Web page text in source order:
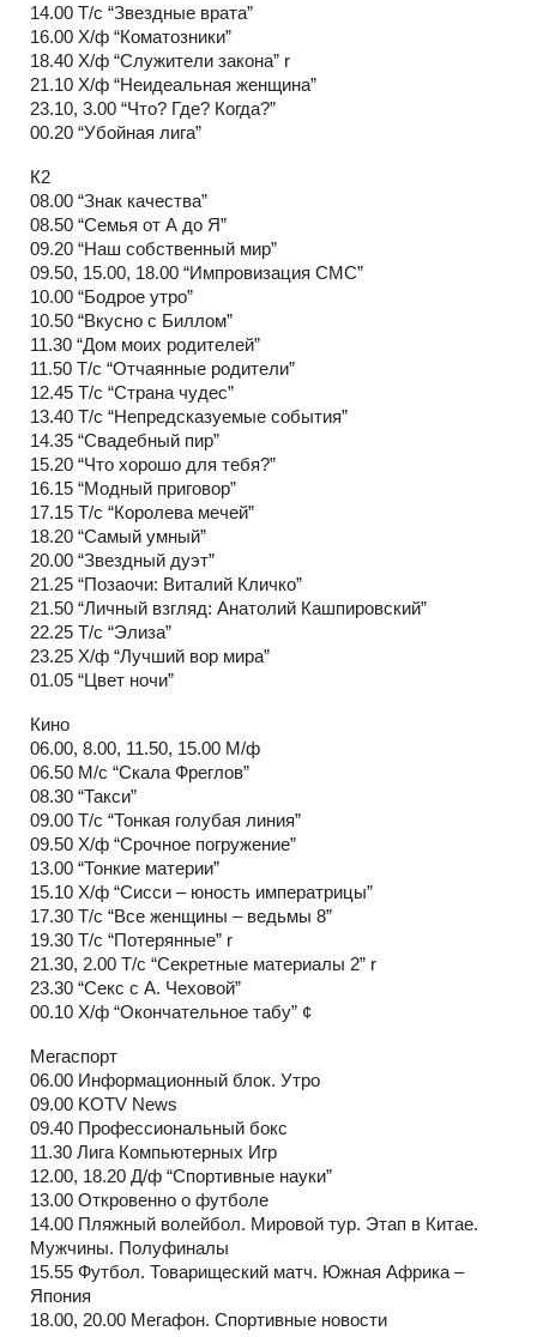
14.00 Т/с “Звездные врата”
16.00 Х/ф “Коматозники”
18.40 Х/ф “Служители закона” r
21.10 Х/ф “Неидеальная женщина”
23.10, 3.00 “Что? Где? Когда?”
00.20 “Убойная лига”
К2
08.00 “Знак качества”
08.50 “Семья от А до Я”
09.20 “Наш собственный мир”
09.50, 15.00, 18.00 “Импровизация СМС”
10.00 “Бодрое утро”
10.50 “Вкусно с Биллом”
11.30 “Дом моих родителей”
11.50 Т/с “Отчаянные родители”
12.45 Т/с “Страна чудес”
13.40 Т/с “Непредсказуемые события”
14.35 “Свадебный пир”
15.20 “Что хорошо для тебя?”
16.15 “Модный приговор”
17.15 Т/с “Королева мечей”
18.20 “Самый умный”
20.00 “Звездный дуэт”
21.25 “Позаочи: Виталий Кличко”
21.50 “Личный взгляд: Анатолий Кашпировский”
22.25 Т/с “Элиза”
23.25 Х/ф “Лучший вор мира”
01.05 “Цвет ночи”
Кино
06.00, 8.00, 11.50, 15.00 М/ф
06.50 М/с “Скала Фреглов”
08.30 “Такси”
09.00 Т/с “Тонкая голубая линия”
09.50 Х/ф “Срочное погружение”
13.00 “Тонкие материи”
15.10 Х/ф “Сисси – юность императрицы”
17.30 Т/с “Все женщины – ведьмы 8”
19.30 Т/с “Потерянные” r
21.30, 2.00 Т/с “Секретные материалы 2” r
23.30 “Секс с А. Чеховой”
00.10 Х/ф “Окончательное табу” ¢
Мегаспорт
06.00 Информационный блок. Утро
09.00 KOTV News
09.40 Профессиональный бокс
11.30 Лига Компьютерных Игр
12.00, 18.20 Д/ф “Спортивные науки”
13.00 Откровенно о футболе
14.00 Пляжный волейбол. Мировой тур. Этап в Китае.
Мужчины. Полуфиналы
15.55 Футбол. Товарищеский матч. Южная Африка –
Япония
18.00, 20.00 Мегафон. Спортивные новости